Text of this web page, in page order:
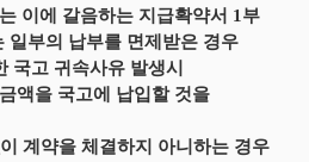
이에 갈음하는 지급확약서 1부
일부의 납부를 면제받은 경우
국고 귀속사유 발생시
액을 국고에 납입할 것을
계약을 체결하지 아니하는 경우